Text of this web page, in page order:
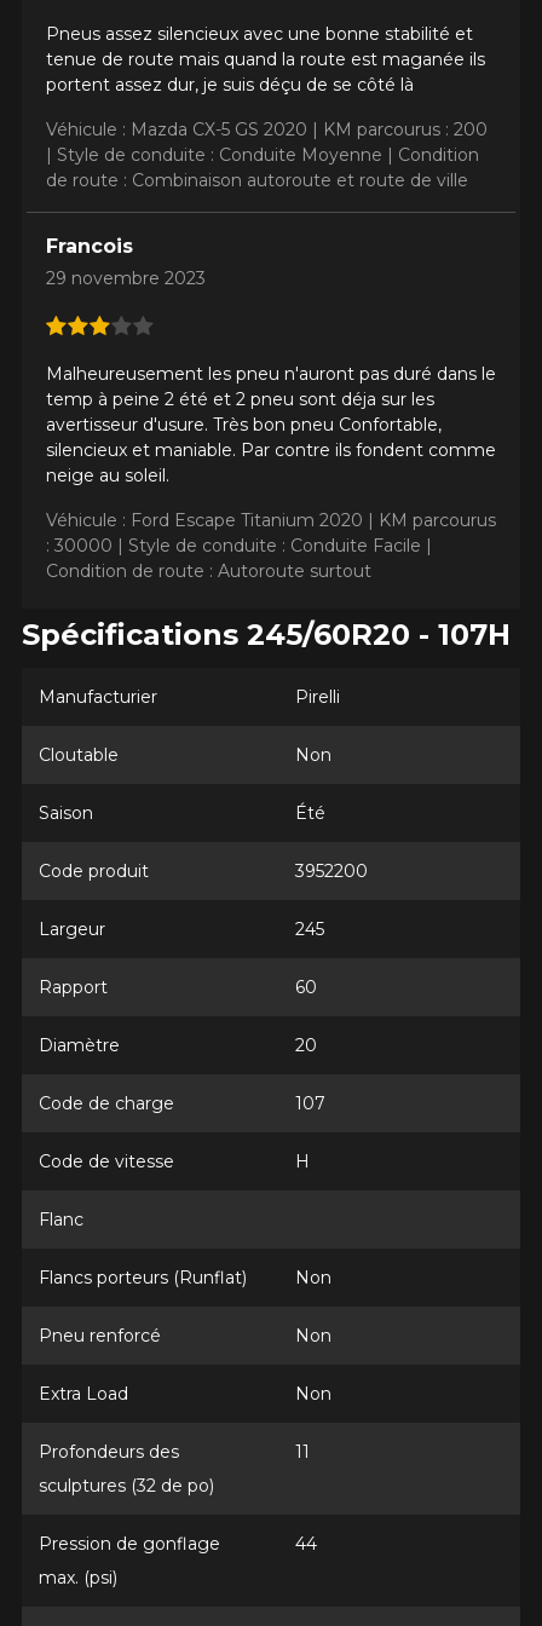
Pneus assez silencieux avec une bonne stabilité et
tenue de route mais quand la route est maganée ils
portent assez dur, je suis déçu de se côté là
Véhicule : Mazda CX-5 GS 2020 | KM parcourus : 200
| Style de conduite : Conduite Moyenne | Condition
de route : Combinaison autoroute et route de ville
Francois
29 novembre 2023
Malheureusement les pneu n'auront pas duré dans le
temp à peine 2 été et 2 pneu sont déja sur les
avertisseur d'usure. Très bon pneu Confortable,
silencieux et maniable. Par contre ils fondent comme
neige au soleil.
Véhicule : Ford Escape Titanium 2020 |
KM parcourus
: 30000 | Style de conduite : Conduite Facile |
Condition de route : Autoroute surtout
Spécifications 245/60R20 - 107H
Manufacturier Pirelli
Cloutable Non
Saison Été
Code produit 3952200
Largeur 245
Rapport 60
Diamètre 20
Code de charge 107
Code de vitesse H
Flanc
Flancs porteurs (Runflat) Non
Pneu renforcé Non
Extra Load Non
Profondeurs des
sculptures (32 de po)
11
Pression de gonflage
max. (psi)
44
Votre avis concernant le
Votre véhicule
Année
Marque
Modèle
Option
KM parcourus